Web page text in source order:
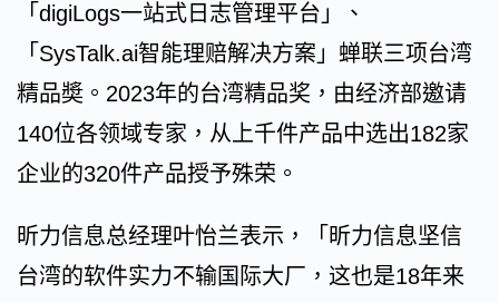
「digiLogs一站式日志管理平台」、
「SysTalk.ai智能理赔解决方案」蝉联三项台湾
精品奬。2023年的台湾精品奖，由经济部邀请
140位各领域专家，从上千件产品中选出182家
企业的320件产品授予殊荣。
昕力信息总经理叶怡兰表示，「昕力信息坚信
台湾的软件实力不输国际大厂，这也是18年来